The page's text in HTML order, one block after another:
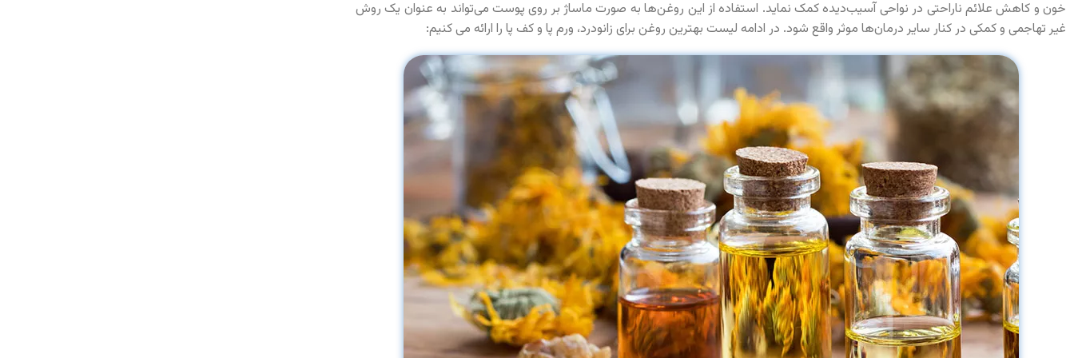
خون و کاهش علائم ناراحتی در نواحی آسیب‌دیده کمک نماید. استفاده از این روغن‌ها به صورت ماساژ بر روی پوست می‌تواند به عنوان یک روش
غیر تهاجمی و کمکی در کنار سایر درمان‌ها موثر واقع شود. در ادامه لیست بهترین روغن برای زانودرد، ورم پا و کف پا را ارائه می کنیم: